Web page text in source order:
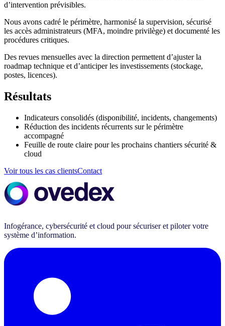
d’intervention prévisibles.
Nous avons cadré le périmètre, harmonisé la supervision, sécurisé
les accès administrateurs (MFA, moindre privilège) et documenté les
procédures critiques.
Des revues mensuelles avec la direction permettent d’ajuster la
roadmap technique et d’anticiper les investissements (stockage,
postes, licences).
Résultats
Indicateurs consolidés (disponibilité, incidents, changements)
Réduction des incidents récurrents sur le périmètre
accompagné
Feuille de route claire pour les prochains chantiers sécurité &
cloud
Voir tous les cas clientsContact
Infogérance, cybersécurité et cloud pour sécuriser et piloter votre
système d’information.